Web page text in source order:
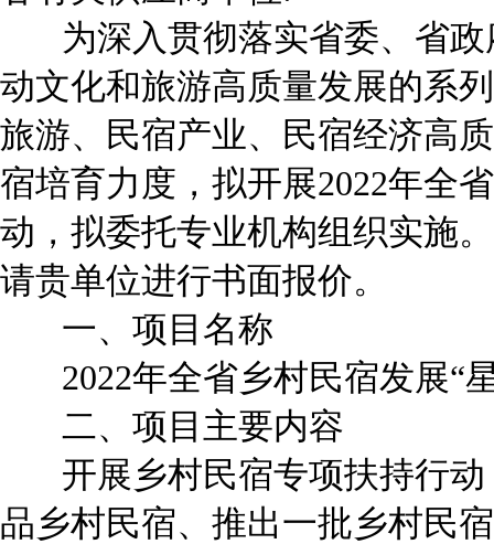
为深入贯彻落实省委、省政
动文化和旅游高质量发展的系
旅游、民宿产业、民宿经济高
宿培育力度，拟开展2022年全
动，拟委托专业机构组织实施
请贵单位进行书面报价。
一、项目名称
2022年全省乡村民宿发展“
二、项目主要内容
开展乡村民宿专项扶持行动
品乡村民宿、推出一批乡村民